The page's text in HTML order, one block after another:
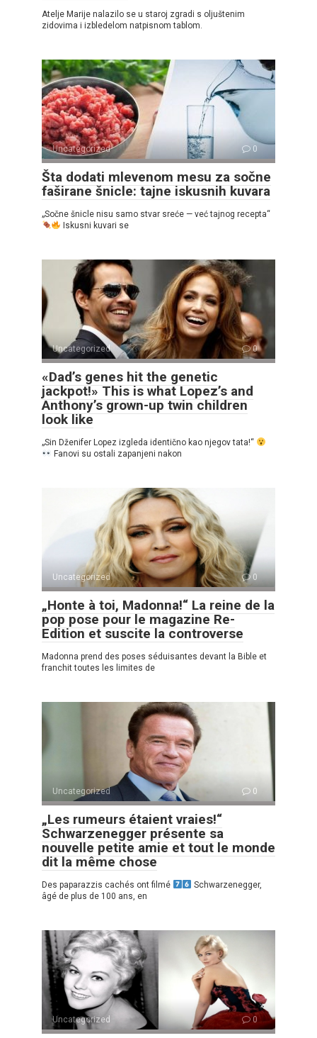
Atelje Marije nalazilo se u staroj zgradi s oljuštenim
zidovima i izbledelom natpisnom tablom.
Uncategorized 0
Šta dodati mlevenom mesu za sočne
faširane šnicle: tajne iskusnih kuvara
„Sočne šnicle nisu samo stvar sreće — već tajnog recepta“
Iskusni kuvari se
Uncategorized 0
«Dad’s genes hit the genetic
jackpot!» This is what Lopez’s and
Anthony’s grown-up twin children
look like
„Sin Dženifer Lopez izgleda identično kao njegov tata!“
Fanovi su ostali zapanjeni nakon
Uncategorized 0
„Honte à toi, Madonna!“ La reine de la
pop pose pour le magazine Re-
Edition et suscite la controverse
Madonna prend des poses séduisantes devant la Bible et
franchit toutes les limites de
Uncategorized 0
„Les rumeurs étaient vraies!“
Schwarzenegger présente sa
nouvelle petite amie et tout le monde
dit la même chose
Des paparazzis cachés ont filmé
Schwarzenegger,
âgé de plus de 100 ans, en
Uncategorized 0